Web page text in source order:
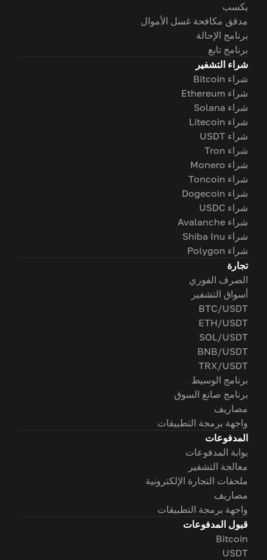
يكسب
مدقق مكافحة غسل الأموال
برنامج الإحالة
برنامج تابع
شراء التشفير
شراء Bitcoin
شراء Ethereum
شراء Solana
شراء Litecoin
شراء USDT
شراء Tron
شراء Monero
شراء Toncoin
شراء Dogecoin
شراء USDC
شراء Avalanche
شراء Shiba Inu
شراء Polygon
تجارة
الصرف الفوري
أسواق التشفير
BTC/USDT
ETH/USDT
SOL/USDT
BNB/USDT
TRX/USDT
برنامج الوسيط
برنامج صانع السوق
مصاريف
واجهة برمجة التطبيقات
المدفوعات
بوابة المدفوعات
معالجة التشفير
ملحقات التجارة الإلكترونية
مصاريف
واجهة برمجة التطبيقات
قبول المدفوعات
Bitcoin
USDT